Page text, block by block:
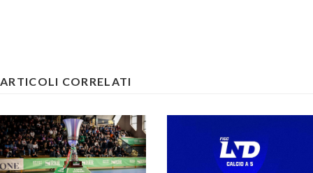
ARTICOLI CORRELATI